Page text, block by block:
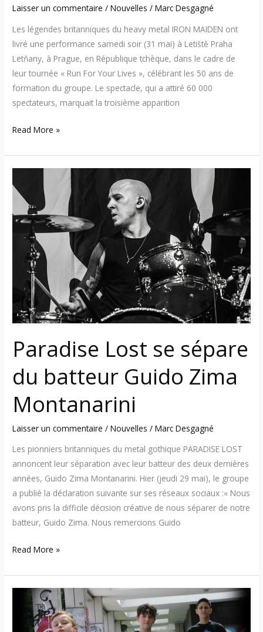
Laisser un commentaire /Nouvelles /Marc Desgagné
Les légendes britanniques du heavy metal IRON MAIDEN ont
livré une performance samedi soir (31 mai) à Letiště Praha
Letňany, à Prague, en République tchèque, dans le cadre de
leur tournée « Run For Your Lives », célébrant les 50 ans de
formation du groupe. Le spectacle, qui a attiré 60 000
spectateurs, marquait la troisième apparition
Read More »
Paradise Lost se sépare
du batteur Guido Zima
Montanarini
Laisser un commentaire /Nouvelles /Marc Desgagné
Les pionniers britanniques du metal gothique PARADISE LOST
annoncent leur séparation avec leur batteur des deux dernières
années, Guido Zima Montanarini. Hier (jeudi 29 mai), le groupe
a publié la déclaration suivante sur ses réseaux sociaux :« Nous
avons pris la difficile décision créative de nous séparer de notre
batteur, Guido Zima. Nous remercions Guido
Lost
sépare
batteur
Guido
Zima
Montanarini
Read More »
Skull
Lads